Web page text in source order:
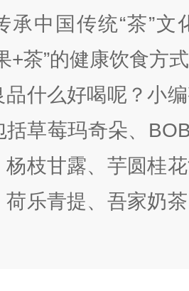
承中国传统“茶”文
+茶”的健康饮食方
品什么好喝呢？小
括草莓玛奇朵、
杨枝甘露、芋圆桂
荷乐青提、吾家奶